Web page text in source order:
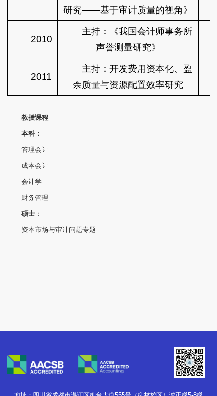
研究——基于审计质量的视角》
2010
主持：《我国会计师事务所
声誉测量研究》
2011
主持：开发费用资本化、盈
余质量与资源配置效率研究
教授课程
本科：
管理会计
成本会计
会计学
财务管理
硕士：
资本市场与审计问题专题